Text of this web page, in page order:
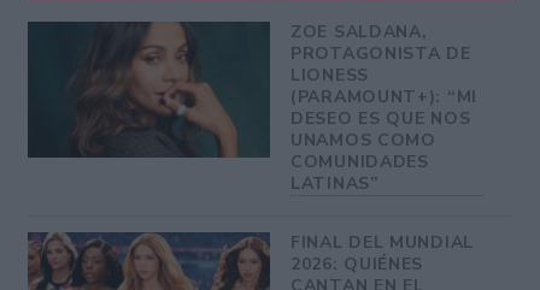
ZOE SALDANA,
PROTAGONISTA DE
LIONESS
(PARAMOUNT+): “MI
DESEO ES QUE NOS
UNAMOS COMO
COMUNIDADES
LATINAS”
FINAL DEL MUNDIAL
2026: QUIÉNES